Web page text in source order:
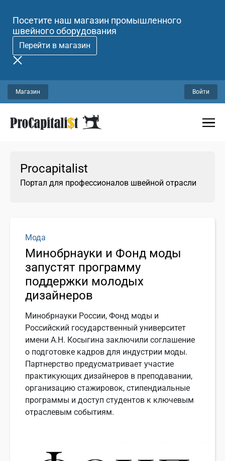
Посетите наш магазин промышленного
швейного оборудования
Перейти в магазин
Магазин Войти
Procapitalist
Портал для профессионалов швейной отрасли
Мода
Минобрнауки и Фонд моды
запустят программу
поддержки молодых
дизайнеров
Минобрнауки России, Фонд моды и
Российский государственный университет
имени А.Н. Косыгина заключили соглашение
о подготовке кадров для индустрии моды.
Партнерство предусматривает участие
практикующих дизайнеров в преподавании,
организацию стажировок, стипендиальные
программы и доступ студентов к ключевым
отраслевым событиям.